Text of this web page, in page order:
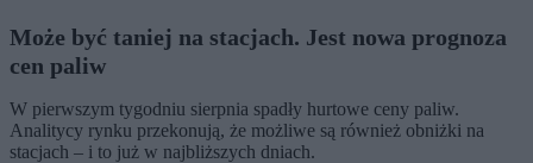
Może być taniej na stacjach. Jest nowa prognoza
cen paliw
W pierwszym tygodniu sierpnia spadły hurtowe ceny paliw.
Analitycy rynku przekonują, że możliwe są również obniżki na
stacjach – i to już w najbliższych dniach.